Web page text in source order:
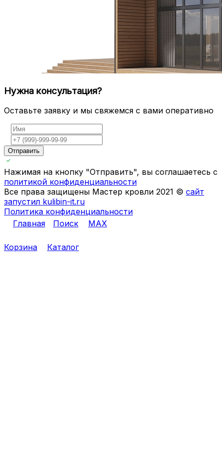
Нужна консультация?
Оставьте заявку и мы свяжемся с вами оперативно
Отправить
Нажимая на кнопку "Отправить", вы соглашаетесь с
политикой конфиденциальности
Все права защищены Мастер кровли 2021 © сайт
запустил kulibin-it.ru
Политика конфиденциальности
Главная
Поиск MAX
Корзина Каталог